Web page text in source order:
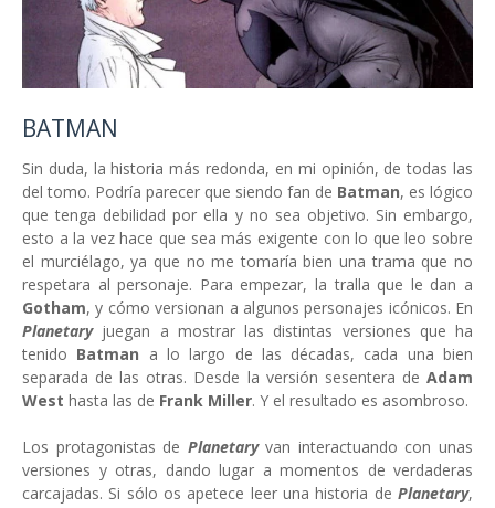
BATMAN
Sin duda, la historia más redonda, en mi opinión, de todas las
del tomo. Podría parecer que siendo fan de Batman, es lógico
que tenga debilidad por ella y no sea objetivo. Sin embargo,
esto a la vez hace que sea más exigente con lo que leo sobre
el murciélago, ya que no me tomaría bien una trama que no
respetara al personaje. Para empezar, la tralla que le dan a
Gotham, y cómo versionan a algunos personajes icónicos. En
Planetary juegan a mostrar las distintas versiones que ha
tenido Batman a lo largo de las décadas, cada una bien
separada de las otras. Desde la versión sesentera de Adam
West hasta las de Frank Miller. Y el resultado es asombroso.
Los protagonistas de Planetaryvan interactuando con unas
versiones y otras, dando lugar a momentos de verdaderas
carcajadas. Si sólo os apetece leer una historia de Planetary,